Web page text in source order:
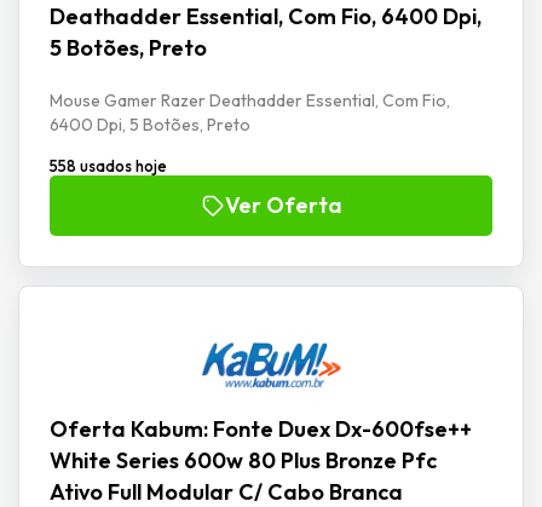
Deathadder Essential, Com Fio, 6400 Dpi,
5 Botões, Preto
Mouse Gamer Razer Deathadder Essential, Com Fio,
6400 Dpi, 5 Botões, Preto
558 usados hoje
Ver Oferta
Oferta Kabum: Fonte Duex Dx-600fse++
White Series 600w 80 Plus Bronze Pfc
Ativo Full Modular C/ Cabo Branca